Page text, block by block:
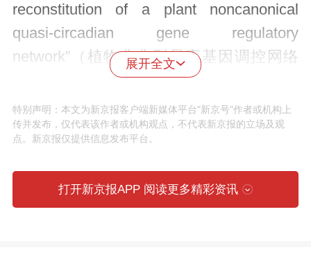
reconstitution of a plant noncanonical
quasi-circadian gene regulatory
network”（植物非典型昼夜基因调控网络
的发现与异源重建）的研究论文，揭开了
谜题的重要一角。团队以鲜美且具有较高
经济价值的草莓为材料，首次发现在采摘
已经紊乱停摆，而一套新型生物钟网络被
激活，替代经典生物钟网络继续工作
展开全文
特别声明：本文为新京报客户端新媒体平台"新京号"作者或机构上
传并发布，仅代表该作者或机构观点，不代表新京报的立场及观
点。新京报仅提供信息发布平台。
打开新京报APP 阅读更多精彩资讯